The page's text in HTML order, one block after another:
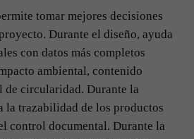
tomar mejores decisiones
Durante el diseño, ayuda
con datos más completos
ambiental, contenido
de circularidad. Durante la
trazabilidad de los productos
control documental. Durante la